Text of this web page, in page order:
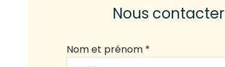
Nous contacter
Nom et prénom *